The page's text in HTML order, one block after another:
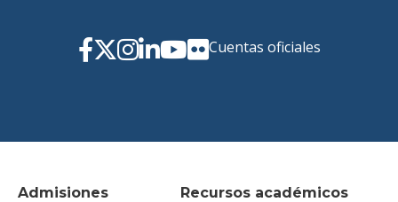
Admisiones Recursos académicos
Cuentas oficiales